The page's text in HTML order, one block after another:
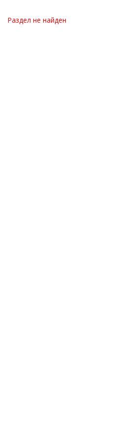
Раздел не найден